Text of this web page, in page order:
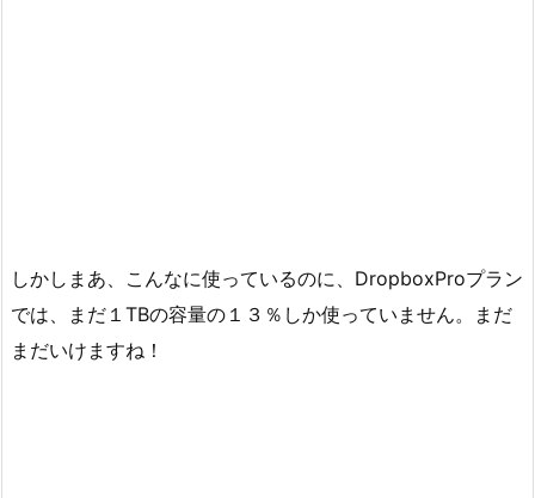
しかしまあ、こんなに使っているのに、DropboxProプラン
では、まだ１TBの容量の１３％しか使っていません。まだ
まだいけますね！